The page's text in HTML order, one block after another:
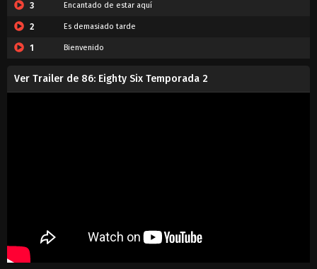
3 Encantado de estar aquí
2 Es demasiado tarde
1 Bienvenido
Ver Trailer de 86: Eighty Six Temporada 2